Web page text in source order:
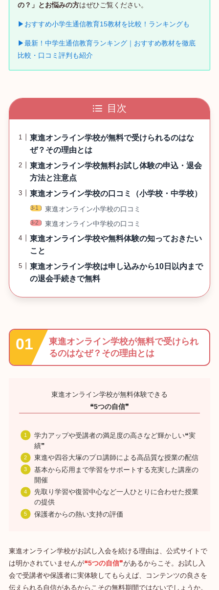
の？」とお悩みの方はぜひご覧ください。
▶おすすめ小学生通信教育15教材を比較！ランキングも
▶最新！中学生通信教育ランキング｜おすすめ教材を徹底
比較・口コミ評判も紹介
目次
東進オンライン学校が無料で受けられるのはな
ぜ？その理由とは
東進オンライン学校無料お試し体験の申込・退会
方法と注意点
東進オンライン学校の口コミ（小学校・中学校）
東進オンライン小学校の口コミ
東進オンライン中学校の口コミ
東進オンライン学校や無料体験の知っておきたい
こと
東進オンライン学校は申し込みから10日以内まで
の退会手続きで無料
東進オンライン学校が無料で受けられ
るのはなぜ？その理由とは
東進オンライン学校が無料体験できる
❝5つの自信❞
学力アップや受講者の満足度の高さなど輝かしい❝実
績❞
東進や四谷大塚のプロ講師による高品質な授業の配信
基本から応用まで学習をサポートする充実した講座の
開催
先取り学習や復習中心など一人ひとりに合わせた授業
の提供
保護者からの熱い支持の評価
東進オンライン学校がお試し入会を続ける理由は、公式サイトで
は明かされていませんが❝5つの自信❞があるからこそ。お試し入
会で受講者や保護者に実体験してもらえば、コンテンツの良さを
伝えられる自信があるからこその無料期間ではないでしょうか。